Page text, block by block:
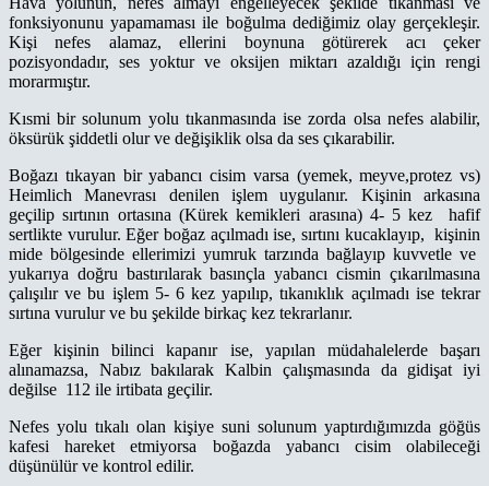
fonksiyonunu yapamaması ile boğulma dediğimiz olay gerçekleşir.
Kişi nefes alamaz, ellerini boynuna götürerek acı çeker
pozisyondadır, ses yoktur ve oksijen miktarı azaldığı için rengi
morarmıştır.
Kısmi bir solunum yolu tıkanmasında ise zorda olsa nefes alabilir,
öksürük şiddetli olur ve değişiklik olsa da ses çıkarabilir.
Boğazı tıkayan bir yabancı cisim varsa (yemek, meyve,protez vs)
Heimlich Manevrası denilen işlem uygulanır. Kişinin arkasına
geçilip sırtının ortasına (Kürek kemikleri arasına) 4- 5 kez hafif
sertlikte vurulur. Eğer boğaz açılmadı ise, sırtını kucaklayıp, kişinin
mide bölgesinde ellerimizi yumruk tarzında bağlayıp kuvvetle ve
yukarıya doğru bastırılarak basınçla yabancı cismin çıkarılmasına
çalışılır ve bu işlem 5- 6 kez yapılıp, tıkanıklık açılmadı ise tekrar
sırtına vurulur ve bu şekilde birkaç kez tekrarlanır.
Eğer kişinin bilinci kapanır ise, yapılan müdahalelerde başarı
alınamazsa, Nabız bakılarak Kalbin çalışmasında da gidişat iyi
değilse 112 ile irtibata geçilir.
Nefes yolu tıkalı olan kişiye suni solunum yaptırdığımızda göğüs
kafesi hareket etmiyorsa boğazda yabancı cisim olabileceği
düşünülür ve kontrol edilir.